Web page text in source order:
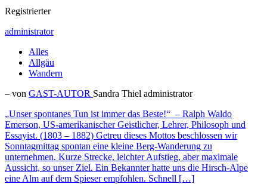
Registrierter
administrator
Alles
Allgäu
Wandern
– von GAST-AUTOR Sandra Thiel administrator
„Unser spontanes Tun ist immer das Beste!“ – Ralph Waldo
Emerson, US-amerikanischer Geistlicher, Lehrer, Philosoph und
Essayist. (1803 – 1882) Getreu dieses Mottos beschlossen wir
Sonntagmittag spontan eine kleine Berg-Wanderung zu
unternehmen. Kurze Strecke, leichter Aufstieg, aber maximale
Aussicht, so unser Ziel. Ein Bekannter hatte uns die Hirsch-Alpe
eine Alm auf dem Spieser empfohlen. Schnell […]